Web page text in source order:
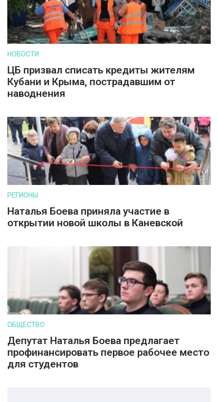
НОВОСТИ
ЦБ призвал списать кредиты жителям
Кубани и Крыма, пострадавшим от
наводнения
РЕГИОНЫ
Наталья Боева приняла участие в
открытии новой школы в Каневской
ОБЩЕСТВО
Депутат Наталья Боева предлагает
профинансировать первое рабочее место
для студентов